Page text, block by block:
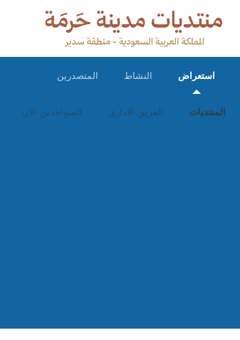
استعراض
المنتديات الفريق الاداري المتواجدين الان
النشاط المتصدرين